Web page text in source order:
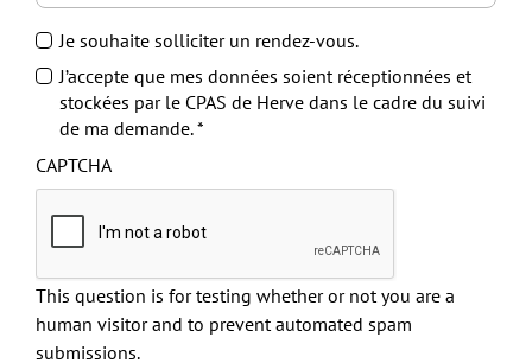
Je souhaite solliciter un rendez-vous.
J’accepte que mes données soient réceptionnées et
stockées par le CPAS de Herve dans le cadre du suivi
de ma demande.
CAPTCHA
This question is for testing whether or not you are a
human visitor and to prevent automated spam
submissions.